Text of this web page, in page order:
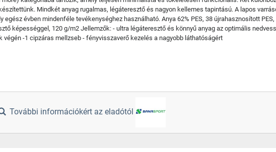
Mindkét anyag rugalmas, légáteresztő és nagyon kellemes tapintású. A lapos
évben mindenféle tevékenységhez használható. Anya 62% PES, 38 újrahasznosított
képességgel, 120 g/m2 Jellemzők: - ultra légáteresztő és könnyű anyag az optimális
-1 cipzáras mellzseb - fényvisszaverő kezelés a nagyobb láthatóságért
További információkért az eladótól